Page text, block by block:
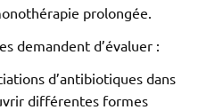
prolongée.
demandent d’évaluer :
d’antibiotiques dans
différentes formes